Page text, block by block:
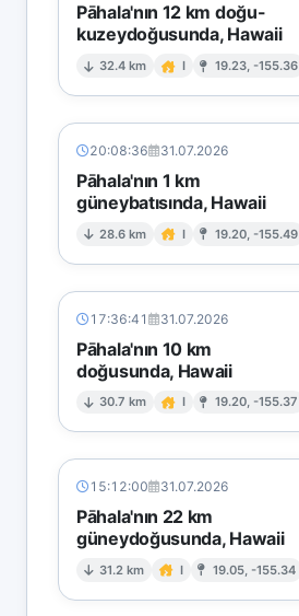
Pāhala'nın 12 km doğu-
kuzeydoğusunda, Hawaii
32.4 km I 19.23, -155.36
20:08:36 31.07.2026
Pāhala'nın 1 km
güneybatısında, Hawaii
28.6 km I 19.20, -155.49
17:36:41 31.07.2026
Pāhala'nın 10 km
doğusunda, Hawaii
30.7 km I 19.20, -155.37
15:12:00 31.07.2026
Pāhala'nın 22 km
güneydoğusunda, Hawaii
31.2 km I 19.05, -155.34